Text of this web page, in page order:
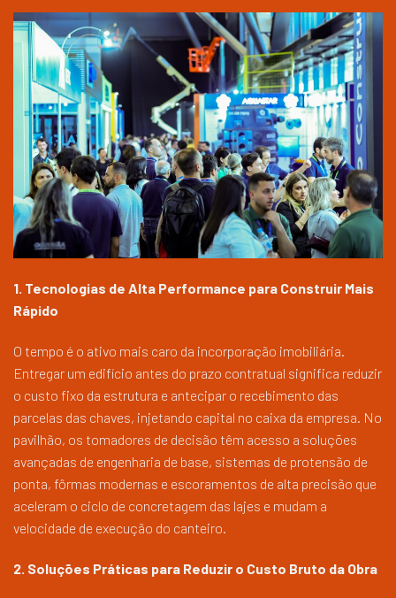
1. Tecnologias de Alta Performance para Construir Mais
Rápido
O tempo é o ativo mais caro da incorporação imobiliária.
Entregar um edifício antes do prazo contratual significa reduzir
o custo fixo da estrutura e antecipar o recebimento das
parcelas das chaves, injetando capital no caixa da empresa. No
pavilhão, os tomadores de decisão têm acesso a soluções
avançadas de engenharia de base, sistemas de protensão de
ponta, fôrmas modernas e escoramentos de alta precisão que
aceleram o ciclo de concretagem das lajes e mudam a
velocidade de execução do canteiro.
2. Soluções Práticas para Reduzir o Custo Bruto da Obra